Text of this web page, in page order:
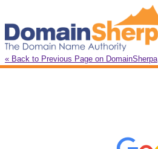
« Back to Previous Page on DomainSherpa